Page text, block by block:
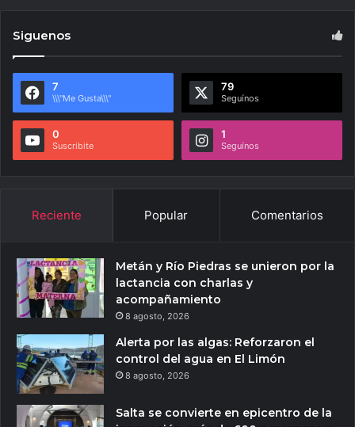
Siguenos
7
\\\"Me Gusta\\\"
79
Seguínos
0
Suscribite
1
Seguínos
Reciente Popular Comentarios
Metán y Río Piedras se unieron por la
lactancia con charlas y
acompañamiento
8 agosto, 2026
Alerta por las algas: Reforzaron el
control del agua en El Limón
8 agosto, 2026
Salta se convierte en epicentro de la